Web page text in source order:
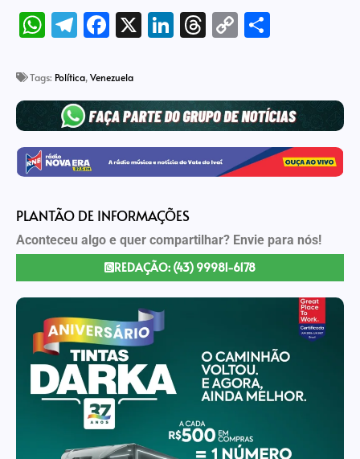
WhatsApp
Telegram
Facebook
X LinkedIn
Threads
Copy
Tags: Política,Venezuela
PLANTÃO DE INFORMAÇÕES
Aconteceu algo e quer compartilhar? Envie para nós!
REDAÇÃO: (43) 99981-6178